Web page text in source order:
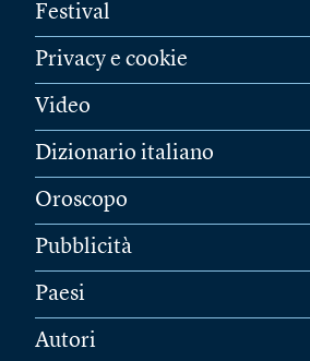
Festival
Privacy e cookie
Video
Dizionario italiano
Oroscopo
Pubblicità
Paesi
Autori